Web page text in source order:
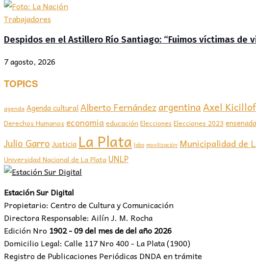
Trabajadores
Despidos en el Astillero Río Santiago: “Fuimos víctimas de
7 agosto, 2026
TOPICS
agenda Agenda culturalAlberto FernándezargentinaAxel Kicillof
Derechos Humanos economia educación Elecciones Elecciones 2023 ensenada
Julio Garro Justicia La Plata lobo movilización Municipalidad de
Universidad Nacional de La Plata UNLP
Estación Sur Digital
Propietario: Centro de Cultura y Comunicación
Directora Responsable: Ailín J. M. Rocha
Edición Nro 1902 - 09 del mes de del año 2026
Domicilio Legal: Calle 117 Nro 400 - La Plata (1900)
Registro de Publicaciones Periódicas DNDA en trámite